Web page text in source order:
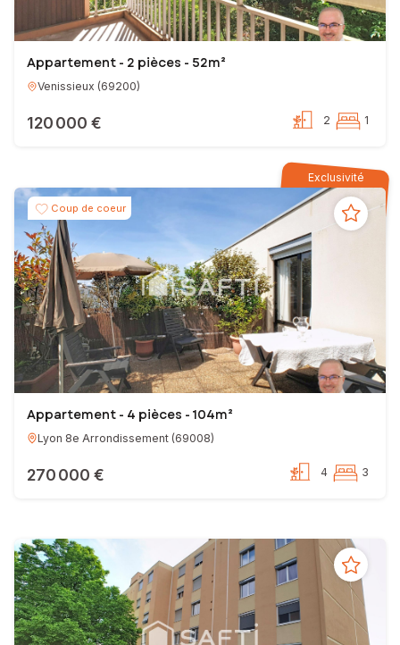
Appartement - 2 pièces - 52m²
Venissieux (69200)
120 000 € 2 1
Exclusivité
Coup de coeur
Appartement - 4 pièces - 104m²
Lyon 8e Arrondissement (69008)
270 000 € 4 3